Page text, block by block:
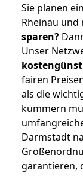
Sie planen
Rheinau
sparen?
Unser
fairen
als die
kümmern
Darmstadt
garantieren,